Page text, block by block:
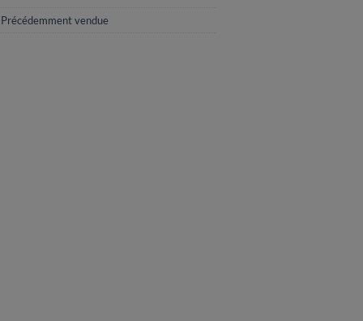
Précédemment vendue